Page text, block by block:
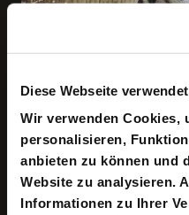
Diese Webseite
Wir verwenden Cookies,
personalisieren,
anbieten zu können und
Website zu analysieren.
Informationen zu Ihrer
Copyright ©: Maris Eufinger